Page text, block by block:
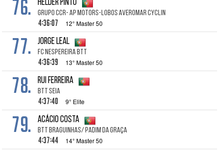
76. Hélder Pinto
Grupo ccr- Ap motors-Lobos Averomar Cyclin
4:36:07 12° Master 50
77. Jorge Leal
FC Nespereira BTT
4:36:39 13° Master 50
78. Rui Ferreira
BTT Seia
4:37:40 9° Elite
79. Acácio Costa
BTT Braguinhas/ Padim da Graça
4:37:44 14° Master 50